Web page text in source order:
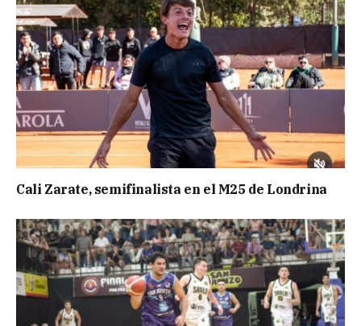
Cali Zarate, semifinalista en el M25 de Londrina